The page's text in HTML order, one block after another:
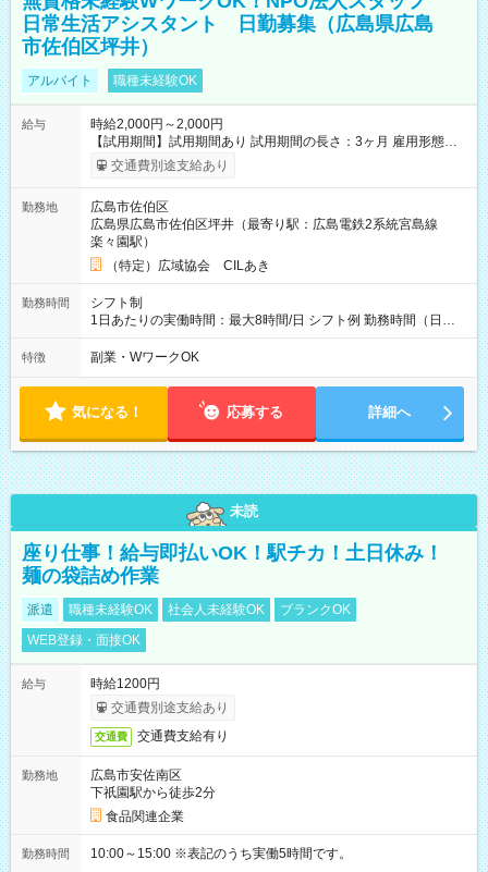
日常生活アシスタント 日勤募集（広島県広島
市佐伯区坪井）
アルバイト 職種未経験OK
給与
時給2,000円～2,000円
【試用期間】試用期間あり 試用期間の長さ：3ヶ月 雇用形態、
給与は本採用時と同じです。
交通費別途支給あり
勤務地
広島市佐伯区
広島県広島市佐伯区坪井（最寄り駅：広島電鉄2系統宮島線
楽々園駅）
（特定）広域協会 CILあき
勤務時間
シフト制
1日あたりの実働時間：最大8時間/日 シフト例 勤務時間（日
勤）・8時～18時 （実働時間8時間 待機休憩2時間）（日勤1回
あたりの給与 2万円）
特徴 副業・WワークOK
気になる！ 応募する 詳細へ
未読
座り仕事！給与即払いOK！駅チカ！土日休み！
麺の袋詰め作業
派遣 職種未経験OK 社会人未経験OK
ブランクOK
WEB登録・面接OK
給与
時給1200円
交通費別途支給あり
交通費 交通費支給有り
勤務地
広島市安佐南区
下祇園駅から徒歩2分
食品関連企業
勤務時間 10:00～15:00 ※表記のうち実働5時間です。